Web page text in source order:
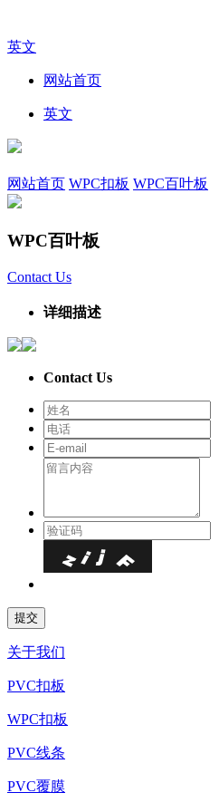
英文
网站首页
英文
网站首页 WPC扣板 WPC百叶板
WPC百叶板
Contact Us
详细描述
Contact Us
关于我们
PVC扣板
WPC扣板
PVC线条
PVC覆膜